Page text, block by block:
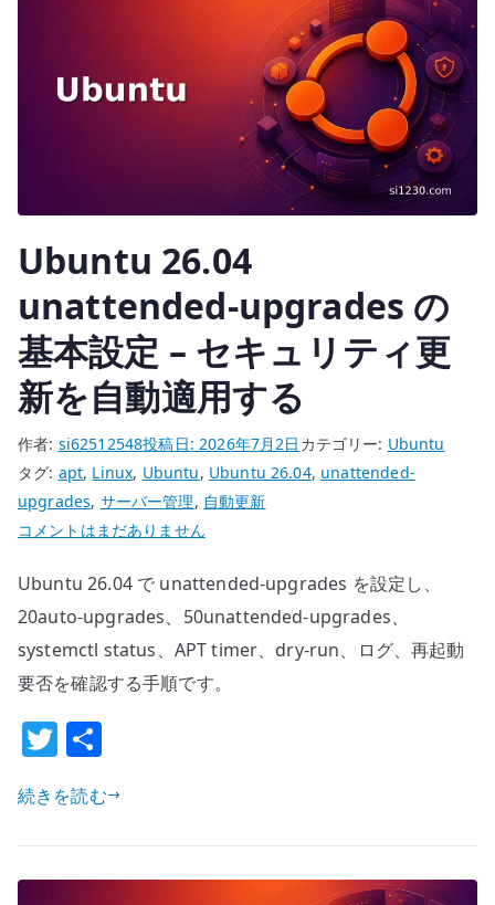
へ
Ubuntu 26.04
unattended-upgrades の
基本設定 – セキュリティ更
新を自動適用する
作者: si62512548投稿日: 2026年7月2日 カテゴリー: Ubuntu
タグ: apt, Linux, Ubuntu, Ubuntu 26.04, unattended-
upgrades, サーバー管理, 自動更新
Ubuntu
unattended-
upgrades
の
基
設
定
–
キ
コメントはまだありません
Ubuntu 26.04 で unattended-upgrades を設定し、
20auto-upgrades、50unattended-upgrades、
systemctl status、APT timer、dry-run、ログ、再起動
要否を確認する手順です。
T
w
it
te
r
続きを読む